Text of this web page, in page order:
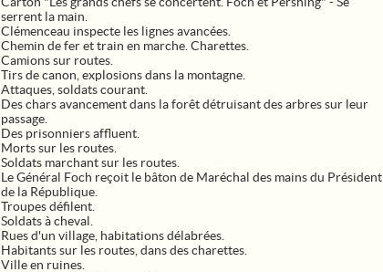
serrent la main.
Clémenceau inspecte les lignes avancées.
Chemin de fer et train en marche. Charettes.
Camions sur routes.
Tirs de canon, explosions dans la montagne.
Attaques, soldats courant.
Des chars avancement dans la forêt détruisant des arbres sur leur
passage.
Des prisonniers affluent.
Morts sur les routes.
Soldats marchant sur les routes.
Le Général Foch reçoit le bâton de Maréchal des mains du Président
de la République.
Troupes défilent.
Soldats à cheval.
Rues d'un village, habitations délabrées.
Habitants sur les routes, dans des charettes.
Ville en ruines.